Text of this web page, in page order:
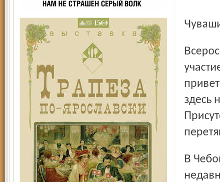
Всероссийские сельские спортивные игры – место, где
здесь
В Чебоксарах, где мечтал обосноваться еще О. Бендер, а